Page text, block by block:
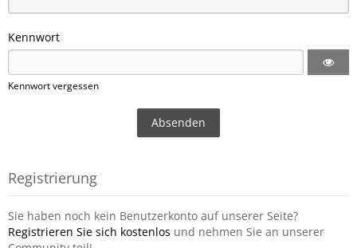
Kennwort
Kennwort vergessen
Registrierung
Sie haben noch kein Benutzerkonto auf unserer Seite?
Registrieren Sie sich kostenlos und nehmen Sie an unserer